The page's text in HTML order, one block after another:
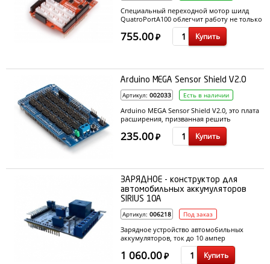
Специальный переходной мотор шилд
QuatroPortA100 облегчит работу не только
с внешними модулями, но и позволит
управлять двумя коллекторными
двигателями постоянного тока, а также
755.00₽ Купить
Arduino MEGA Sensor Shield V2.0
Артикул: 002033 Есть в наличии
Arduino MEGA Sensor Shield V2.0, это плата
расширения, призванная решить
проблему одновременного подключения
множества сенсоров и других устройств к
материнской плате.
235.00₽ Купить
ЗАРЯДНОЕ - конструктор для
автомобильных аккумуляторов
SIRIUS 10A
Артикул: 006218 Под заказ
Зарядное устройство автомобильных
аккумуляторов, ток до 10 ампер
1 060.00₽ Купить